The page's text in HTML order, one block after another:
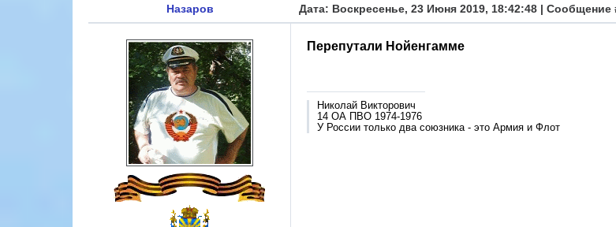
Назаров Дата: Воскресенье, 23 Июня 2019, 18:42:48 | Сообщение
Перепутали Нойенгамме
Николай Викторович
14 ОА ПВО 1974-1976
У России только два союзника - это Армия и Флот